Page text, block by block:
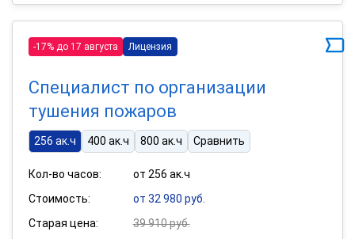
-17% до 17 августа Лицензия
Специалист по организации
тушения пожаров
256 ак.ч 400 ак.ч 800 ак.ч Сравнить
Кол-во часов:
от 256 ак.ч
Стоимость:
от 32 980 руб.
Старая цена:
39 910 руб.